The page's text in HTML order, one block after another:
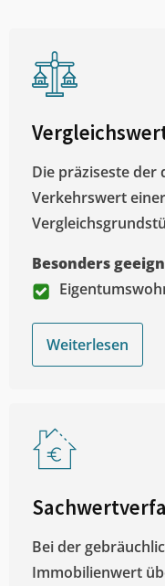
Die präziseste
Verkehrswert
Besonders
Weiterlesen
Bei der
Immobilienwert